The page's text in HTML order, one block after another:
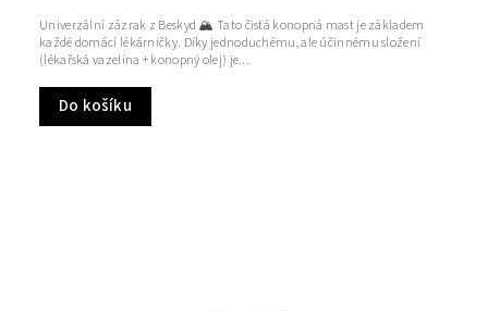
Do košíku
Univerzální zázrak z Beskyd 🏔️ Tato čistá konopná mast je základem
každé domácí lékárničky. Díky jednoduchému, ale účinnému složení
(lékařská vazelína + konopný olej) je...